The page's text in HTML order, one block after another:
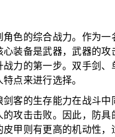
色的综合战力。作为
装备是武器，武器的
力的第一步。双手剑
点来进行选择。
客的生存能力在战斗
攻击击败。因此，防
甲则有更高的机动性